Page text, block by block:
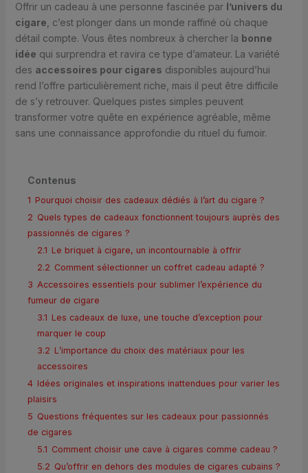
Offrir un cadeau à une personne fascinée par l’univers du
cigare , c’est plonger dans un monde raffiné où chaque
détail compte. Vous êtes nombreux à chercher la bonne
idée qui surprendra et ravira ce type d’amateur. La variété
des accessoires pour cigares disponibles aujourd’hui
rend l’offre particulièrement riche, mais il peut être difficile
de s’y retrouver. Quelques pistes simples peuvent
transformer votre quête en expérience agréable, même
sans une connaissance approfondie du rituel du fumoir.
Contenus
1 Pourquoi choisir des cadeaux dédiés à l’art du cigare ?
2 Quels types de cadeaux fonctionnent toujours auprès des
passionnés de cigares ?
2.1 Le briquet à cigare, un incontournable à offrir
2.2 Comment sélectionner un coffret cadeau adapté ?
3 Accessoires essentiels pour sublimer l’expérience du
fumeur de cigare
3.1 Les cadeaux de luxe, une touche d’exception pour
marquer le coup
3.2 L’importance du choix des matériaux pour les
accessoires
4 Idées originales et inspirations inattendues pour varier les
plaisirs
5 Questions fréquentes sur les cadeaux pour passionnés
de cigares
5.1 Comment choisir une cave à cigares comme cadeau ?
5.2 Qu’offrir en dehors des modules de cigares cubains ?